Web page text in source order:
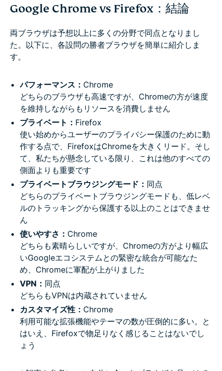
Google Chrome vs Firefox：結論
両ブラウザは予想以上に多くの分野で同点となりまし
た。以下に、各設問の勝者ブラウザを簡単に紹介しま
す。
パフォーマンス： Chrome
どちらのブラウザも高速ですが、Chromeの方が速度
を維持しながらもリソースを消費しません
プライベート： Firefox
使い始めからユーザーのプライバシー保護のために動
作する点で、FirefoxはChromeを大きくリード。そし
て、私たちが懸念している限り、これは他のすべての
側面よりも重要です
プライベートブラウジングモード： 同点
どちらのプライベートブラウジングモードも、低レベ
ルのトラッキングから保護する以上のことはできませ
ん
使いやすさ： Chrome
どちらも素晴らしいですが、Chromeの方がより幅広
いGoogleエコシステムとの緊密な統合が可能なた
め、Chromeに軍配が上がりました
VPN： 同点
どちらもVPNは内蔵されていません
カスタマイズ性： Chrome
利用可能な拡張機能やテーマの数が圧倒的に多い。と
はいえ、Firefoxで物足りなく感じることはないでし
ょう